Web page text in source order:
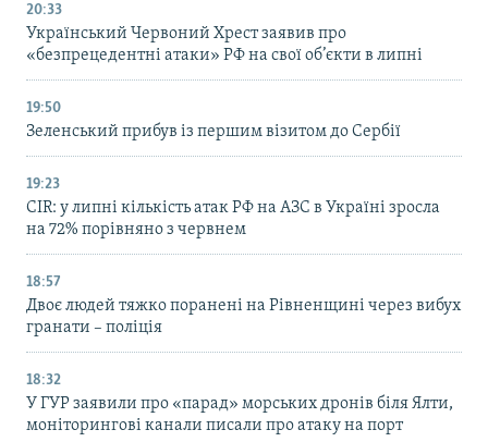
20:33
Український Червоний Хрест заявив про
«безпрецедентні атаки» РФ на свої об’єкти в липні
19:50
Зеленський прибув із першим візитом до Сербії
19:23
CIR: у липні кількість атак РФ на АЗС в Україні зросла
на 72% порівняно з червнем
18:57
Двоє людей тяжко поранені на Рівненщині через вибух
гранати – поліція
18:32
У ГУР заявили про «парад» морських дронів біля Ялти,
моніторингові канали писали про атаку на порт